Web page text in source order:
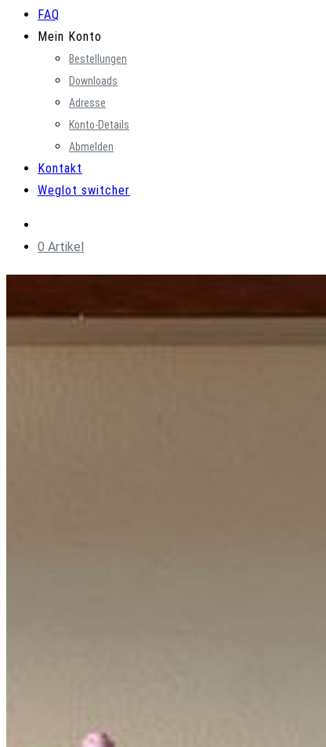
FAQ
Mein Konto
Bestellungen
Downloads
Adresse
Konto-Details
Abmelden
Kontakt
Weglot switcher
0 Artikel